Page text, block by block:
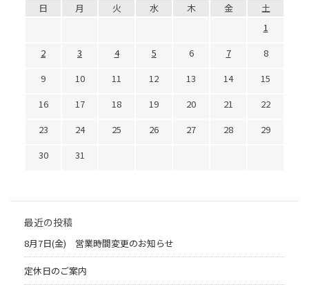
日 月 火 水 木 金
土
1
2
3 4 5 6 7
8
9
10 11 12 13 14
15
16
17 18 19 20 21
22
23
24 25 26 27 28
29
30
31
最近の投稿
8月7日(金) 営業時間変更のお知らせ
定休日のご案内